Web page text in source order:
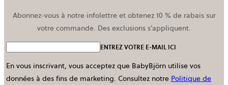
Abonnez-vous à notre infolettre et obtenez 10 % de rabais sur
votre commande. Des exclusions s’appliquent.
ENTREZ VOTRE E-MAIL ICI
En vous inscrivant, vous acceptez que BabyBjörn utilise vos
données à des fins de marketing. Consultez notre Politique de